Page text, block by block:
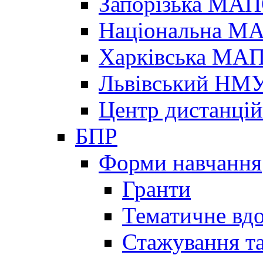
Національна
Харківська
Львівський
Центр
БПР
Форми навчання
Гранти
Тематичне
Стажування